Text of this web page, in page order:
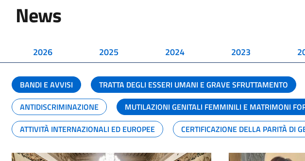
News
2026 2025 2024 2023
BANDI E AVVISI TRATTA DEGLI ESSERI UMANI E GRAVE SFRUTTAMENTO
ANTIDISCRIMINAZIONE
MUTILAZIONI GENITALI FEMMINILI E MATRIMONI
ATTIVITÀ INTERNAZIONALI ED EUROPEE
CERTIFICAZIONE DELLA PARITÀ DI